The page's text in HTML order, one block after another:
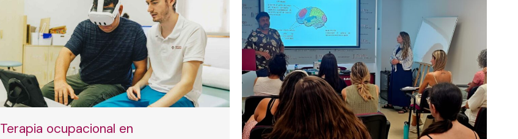
Terapia ocupacional en